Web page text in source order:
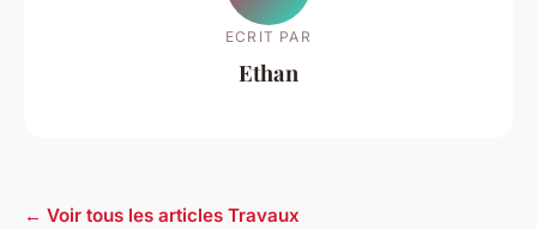
ECRIT PAR
Ethan
← Voir tous les articles Travaux